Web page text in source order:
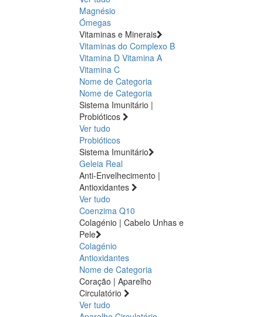
Magnésio
Ómegas
Vitaminas e Minerais
Vitaminas do Complexo B
Vitamina D Vitamina A
Vitamina C
Nome de Categoria
Nome de Categoria
Sistema Imunitário |
Probióticos
Ver tudo
Probióticos
Sistema Imunitário
Geleia Real
Anti-Envelhecimento |
Antioxidantes
Ver tudo
Coenzima Q10
Colagénio | Cabelo Unhas e
Pele
Colagénio
Antioxidantes
Nome de Categoria
Coração | Aparelho
Circulatório
Ver tudo